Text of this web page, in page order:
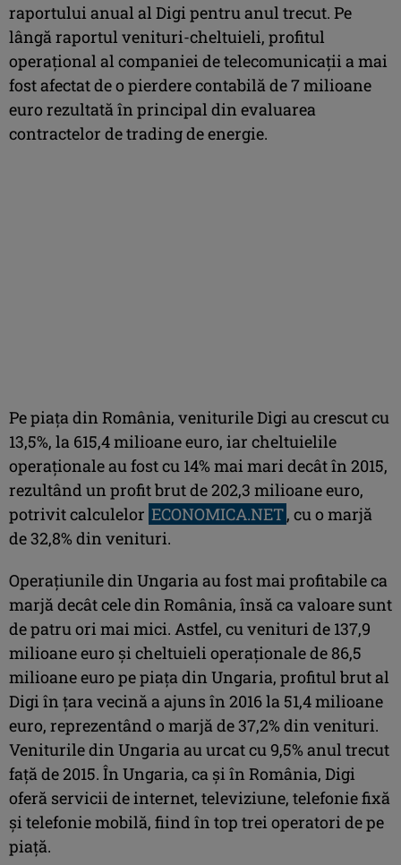
raportului anual al Digi pentru anul trecut. Pe
lângă raportul venituri-cheltuieli, profitul
operaţional al companiei de telecomunicaţii a mai
fost afectat de o pierdere contabilă de 7 milioane
euro rezultată în principal din evaluarea
contractelor de trading de energie.
Pe piaţa din România, veniturile Digi au crescut cu
13,5%, la 615,4 milioane euro, iar cheltuielile
operaţionale au fost cu 14% mai mari decât în 2015,
rezultând un profit brut de 202,3 milioane euro,
potrivit calculelor ECONOMICA.NET, cu o marjă
de 32,8% din venituri.
Operaţiunile din Ungaria au fost mai profitabile ca
marjă decât cele din România, însă ca valoare sunt
de patru ori mai mici. Astfel, cu venituri de 137,9
milioane euro şi cheltuieli operaţionale de 86,5
milioane euro pe piaţa din Ungaria, profitul brut al
Digi în ţara vecină a ajuns în 2016 la 51,4 milioane
euro, reprezentând o marjă de 37,2% din venituri.
Veniturile din Ungaria au urcat cu 9,5% anul trecut
faţă de 2015. În Ungaria, ca şi în România, Digi
oferă servicii de internet, televiziune, telefonie fixă
şi telefonie mobilă, fiind în top trei operatori de pe
piaţă.